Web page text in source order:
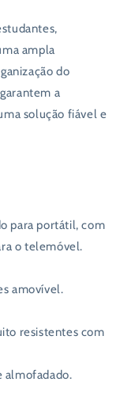
ampla
do
a
solução fiável e
para portátil, com
o telemóvel.
amovível.
resistentes com
almofadado.